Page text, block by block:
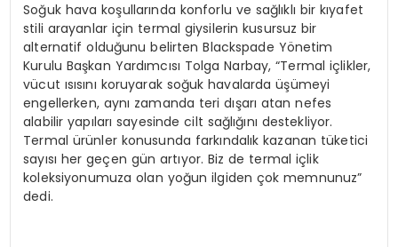
Soğuk hava koşullarında konforlu ve sağlıklı bir kıyafet
stili arayanlar için termal giysilerin kusursuz bir
alternatif olduğunu belirten Blackspade Yönetim
Kurulu Başkan Yardımcısı Tolga Narbay, “Termal içlikler,
vücut ısısını koruyarak soğuk havalarda üşümeyi
engellerken, aynı zamanda teri dışarı atan nefes
alabilir yapıları sayesinde cilt sağlığını destekliyor.
Termal ürünler konusunda farkındalık kazanan tüketici
sayısı her geçen gün artıyor. Biz de termal içlik
koleksiyonumuza olan yoğun ilgiden çok memnunuz”
dedi.